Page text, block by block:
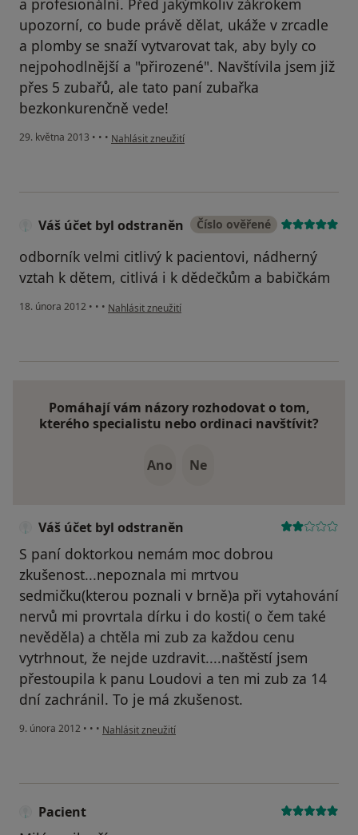
a profesionální. Před jakýmkoliv zákrokem
upozorní, co bude právě dělat, ukáže v zrcadle
a plomby se snaží vytvarovat tak, aby byly co
nejpohodlnější a "přirozené". Navštívila jsem již
přes 5 zubařů, ale tato paní zubařka
bezkonkurenčně vede!
29. května 2013 • • • podle názoru uživatele Váš účet byl odstraněn
Nahlásit zneužití
Váš účet byl odstraněn Číslo ověřené
odborník velmi citlivý k pacientovi, nádherný
vztah k dětem, citlivá i k dědečkům a babičkám
18. února 2012 • • • podle názoru uživatele Váš účet byl odstraněn
Nahlásit zneužití
Pomáhají vám názory rozhodovat o tom,
kterého specialistu nebo ordinaci navštívit?
Ano Ne
Váš účet byl odstraněn
S paní doktorkou nemám moc dobrou
zkušenost...nepoznala mi mrtvou
sedmičku(kterou poznali v brně)a při vytahování
nervů mi provrtala dírku i do kosti( o čem také
nevěděla) a chtěla mi zub za každou cenu
vytrhnout, že nejde uzdravit....naštěstí jsem
přestoupila k panu Loudovi a ten mi zub za 14
dní zachránil. To je má zkušenost.
9. února 2012 • • • podle názoru uživatele Váš účet byl odstraněn
Nahlásit zneužití
Pacient